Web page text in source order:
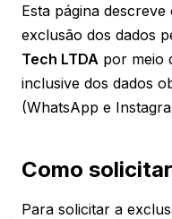
Esta página
exclusão dos dados
Tech LTDA por meio
inclusive dos dados
(WhatsApp e
Como
Para solicitar a